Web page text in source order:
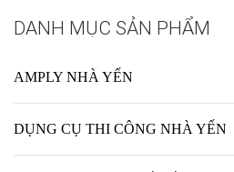
DANH MỤC SẢN PHẨM
AMPLY NHÀ YẾN
DỤNG CỤ THI CÔNG NHÀ YẾN